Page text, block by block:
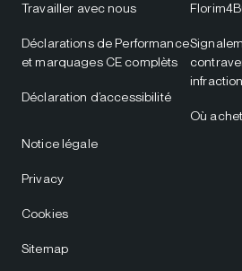
Travailler avec nous
Déclarations de Performance
et marquages CE complèts
Déclaration d’accessibilité
Où
Notice légale
Privacy
Cookies
Sitemap